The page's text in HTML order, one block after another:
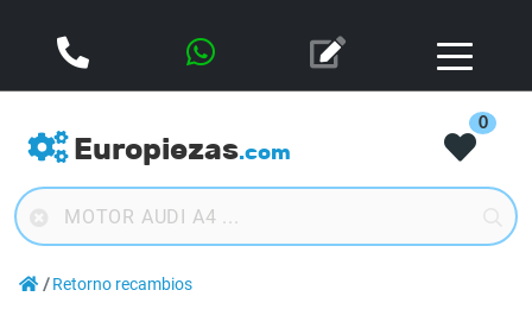
Europiezas.com
0
Retorno recambios